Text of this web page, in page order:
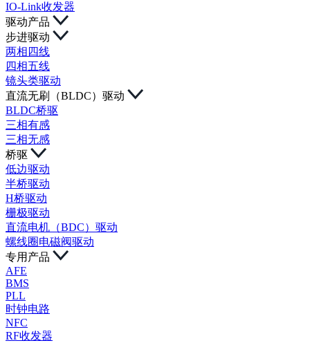
IO-Link收发器
驱动产品
步进驱动
两相四线
四相五线
镜头类驱动
直流无刷（BLDC）驱动
BLDC桥驱
三相有感
三相无感
桥驱
低边驱动
半桥驱动
H桥驱动
栅极驱动
直流电机（BDC）驱动
螺线圈电磁阀驱动
专用产品
AFE
BMS
PLL
时钟电路
NFC
RF收发器